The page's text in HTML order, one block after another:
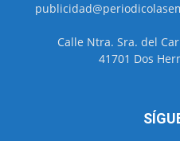
Calle Ntra. Sra. del
41701 Dos